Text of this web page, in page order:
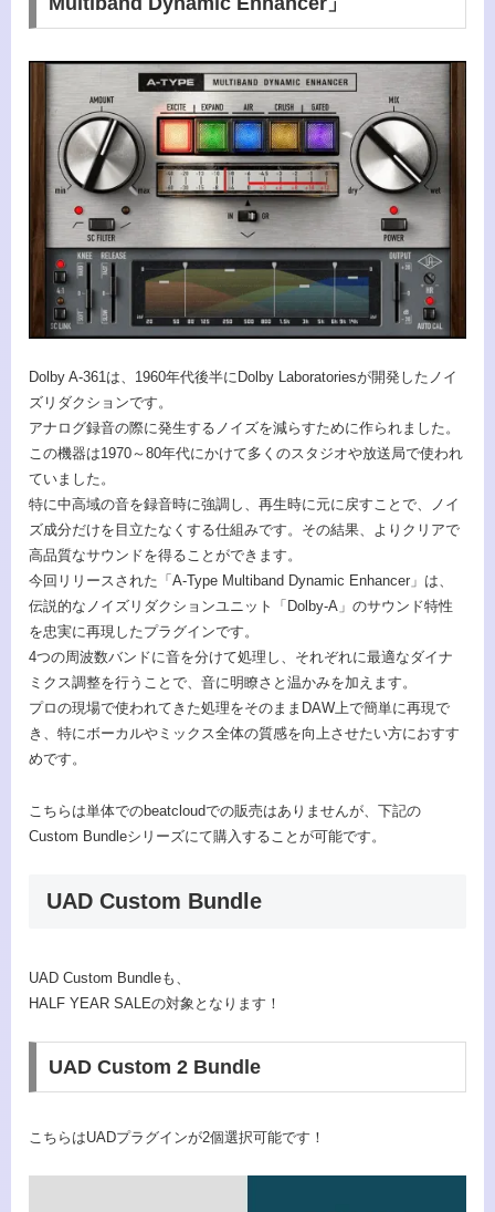
Dolby A-361は、1960年代後半にDolby Laboratoriesが開発したノイ
ズリダクションです。
アナログ録音の際に発生するノイズを減らすために作られました。
この機器は1970～80年代にかけて多くのスタジオや放送局で使われ
ていました。
特に中高域の音を録音時に強調し、再生時に元に戻すことで、ノイ
ズ成分だけを目立たなくする仕組みです。その結果、よりクリアで
高品質なサウンドを得ることができます。
今回リリースされた「A-Type Multiband Dynamic Enhancer」は、
伝説的なノイズリダクションユニット「Dolby-A」のサウンド特性
を忠実に再現したプラグインです。
4つの周波数バンドに音を分けて処理し、それぞれに最適なダイナ
ミクス調整を行うことで、音に明瞭さと温かみを加えます。
プロの現場で使われてきた処理をそのままDAW上で簡単に再現で
き、特にボーカルやミックス全体の質感を向上させたい方におすす
めです。
こちらは単体でのbeatcloudでの販売はありませんが、下記の
Custom Bundleシリーズにて購入することが可能です。
UAD Custom Bundle
UAD Custom Bundleも、
HALF YEAR SALEの対象となります！
UAD Custom 2 Bundle
こちらはUADプラグインが2個選択可能です！